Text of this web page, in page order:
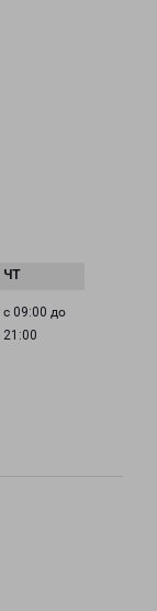
с 09:00 до
21:00